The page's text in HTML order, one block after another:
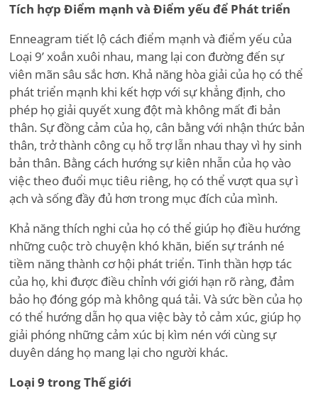
Tích hợp Điểm mạnh và Điểm yếu để Phát triển
Enneagram tiết lộ cách điểm mạnh và điểm yếu của
Loại 9’xoắn xuôi nhau, mang lại con đường đến sự
viên mãn sâu sắc hơn. Khả năng hòa giải của họ có thể
phát triển mạnh khi kết hợp với sự khẳng định, cho
phép họ giải quyết xung đột mà không mất đi bản
thân. Sự đồng cảm của họ, cân bằng với nhận thức bản
thân, trở thành công cụ hỗ trợ lẫn nhau thay vì hy sinh
bản thân. Bằng cách hướng sự kiên nhẫn của họ vào
việc theo đuổi mục tiêu riêng, họ có thể vượt qua sự ì
ạch và sống đầy đủ hơn trong mục đích của mình.
Khả năng thích nghi của họ có thể giúp họ điều hướng
những cuộc trò chuyện khó khăn, biến sự tránh né
tiềm năng thành cơ hội phát triển. Tinh thần hợp tác
của họ, khi được điều chỉnh với giới hạn rõ ràng, đảm
bảo họ đóng góp mà không quá tải. Và sức bền của họ
có thể hướng dẫn họ qua việc bày tỏ cảm xúc, giúp họ
giải phóng những cảm xúc bị kìm nén với cùng sự
duyên dáng họ mang lại cho người khác.
Loại 9 trong Thế giới